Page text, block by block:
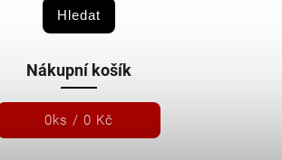
Hledat
Nákupní košík
0ks / 0 Kč